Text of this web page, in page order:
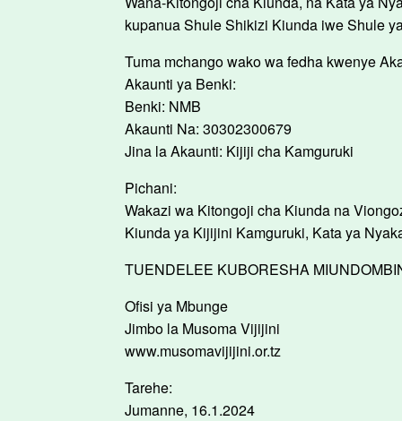
kupanua Shule Shikizi Kiunda iwe Shule
Tuma mchango wako wa fedha kwenye
Akaunti ya Benki:
Benki: NMB
Akaunti Na: 30302300679
Jina la Akaunti: Kijiji cha Kamguruki
Pichani:
Wakazi wa Kitongoji cha Kiunda na
Kiunda ya Kijijini Kamguruki, Kata ya
TUENDELEE KUBORESHA
Ofisi ya Mbunge
Jimbo la Musoma Vijijini
www.musomavijijini.or.tz
Tarehe:
Jumanne, 16.1.2024